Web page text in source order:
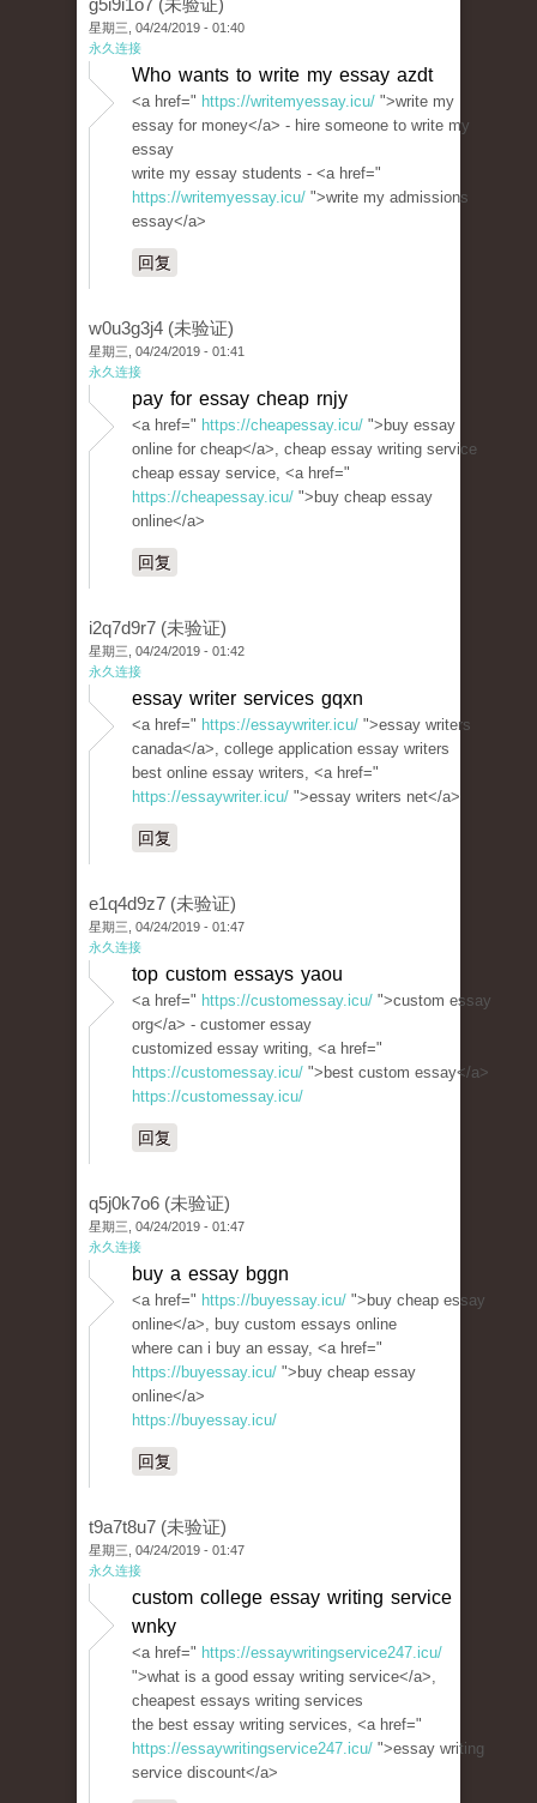
g5i9i1o7 (未验证)
星期三, 04/24/2019 - 01:40
永久连接
Who wants to write my essay azdt
<a href=" https://writemyessay.icu/ ">write my
essay for money</a> - hire someone to write my
essay
write my essay students - <a href="
https://writemyessay.icu/ ">write my admissions
essay</a>
回复
w0u3g3j4 (未验证)
星期三, 04/24/2019 - 01:41
永久连接
pay for essay cheap rnjy
<a href=" https://cheapessay.icu/ ">buy essay
online for cheap</a>, cheap essay writing service
cheap essay service, <a href="
https://cheapessay.icu/ ">buy cheap essay
online</a>
回复
i2q7d9r7 (未验证)
星期三, 04/24/2019 - 01:42
永久连接
essay writer services gqxn
<a href=" https://essaywriter.icu/ ">essay writers
canada</a>, college application essay writers
best online essay writers, <a href="
https://essaywriter.icu/ ">essay writers net</a>
回复
e1q4d9z7 (未验证)
星期三, 04/24/2019 - 01:47
永久连接
top custom essays yaou
<a href=" https://customessay.icu/ ">custom essay
org</a> - customer essay
customized essay writing, <a href="
https://customessay.icu/ ">best custom essay</a>
https://customessay.icu/
回复
q5j0k7o6 (未验证)
星期三, 04/24/2019 - 01:47
永久连接
buy a essay bggn
<a href=" https://buyessay.icu/ ">buy cheap essay
online</a>, buy custom essays online
where can i buy an essay, <a href="
https://buyessay.icu/ ">buy cheap essay
online</a>
https://buyessay.icu/
回复
t9a7t8u7 (未验证)
星期三, 04/24/2019 - 01:47
永久连接
custom college essay writing service
wnky
<a href=" https://essaywritingservice247.icu/
">what is a good essay writing service</a>,
cheapest essays writing services
the best essay writing services, <a href="
https://essaywritingservice247.icu/ ">essay writing
service discount</a>